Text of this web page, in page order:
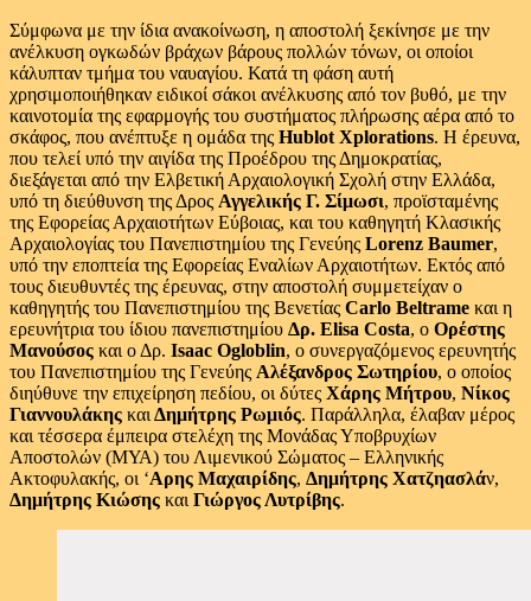
Σύμφωνα με την ίδια ανακοίνωση, η αποστολή ξεκίνησε με την
ανέλκυση ογκωδών βράχων βάρους πολλών τόνων, οι οποίοι
κάλυπταν τμήμα του ναυαγίου. Κατά τη φάση αυτή
χρησιμοποιήθηκαν ειδικοί σάκοι ανέλκυσης από τον βυθό, με την
καινοτομία της εφαρμογής του συστήματος πλήρωσης αέρα από το
σκάφος, που ανέπτυξε η ομάδα της Hublot Xplorations. Η έρευνα,
που τελεί υπό την αιγίδα της Προέδρου της Δημοκρατίας,
διεξάγεται από την Ελβετική Αρχαιολογική Σχολή στην Ελλάδα,
υπό τη διεύθυνση της Δρος Αγγελικής Γ. Σίμωσι, προϊσταμένης
της Εφορείας Αρχαιοτήτων Εύβοιας, και του καθηγητή Κλασικής
Αρχαιολογίας του Πανεπιστημίου της Γενεύης Lorenz Baumer,
υπό την εποπτεία της Εφορείας Εναλίων Αρχαιοτήτων. Εκτός από
τους διευθυντές της έρευνας, στην αποστολή συμμετείχαν ο
καθηγητής του Πανεπιστημίου της Βενετίας Carlo Beltrame και η
ερευνήτρια του ίδιου πανεπιστημίου Δρ. Elisa Costa, ο Ορέστης
Μανούσος και ο Δρ. Isaac Ogloblin, ο συνεργαζόμενος ερευνητής
του Πανεπιστημίου της Γενεύης Αλέξανδρος Σωτηρίου, ο οποίος
διηύθυνε την επιχείρηση πεδίου, οι δύτες Χάρης Μήτρου, Νίκος
Γιαννουλάκης καιΔημήτρης Ρωμιός. Παράλληλα, έλαβαν μέρος
και τέσσερα έμπειρα στελέχη της Μονάδας Υποβρυχίων
Αποστολών (ΜΥΑ) του Λιμενικού Σώματος – Ελληνικής
Ακτοφυλακής, οι ‘Αρης Μαχαιρίδης, Δημήτρης Χατζηασλάν,
Δημήτρης Κιώσης καιΓιώργος Λυτρίβης.